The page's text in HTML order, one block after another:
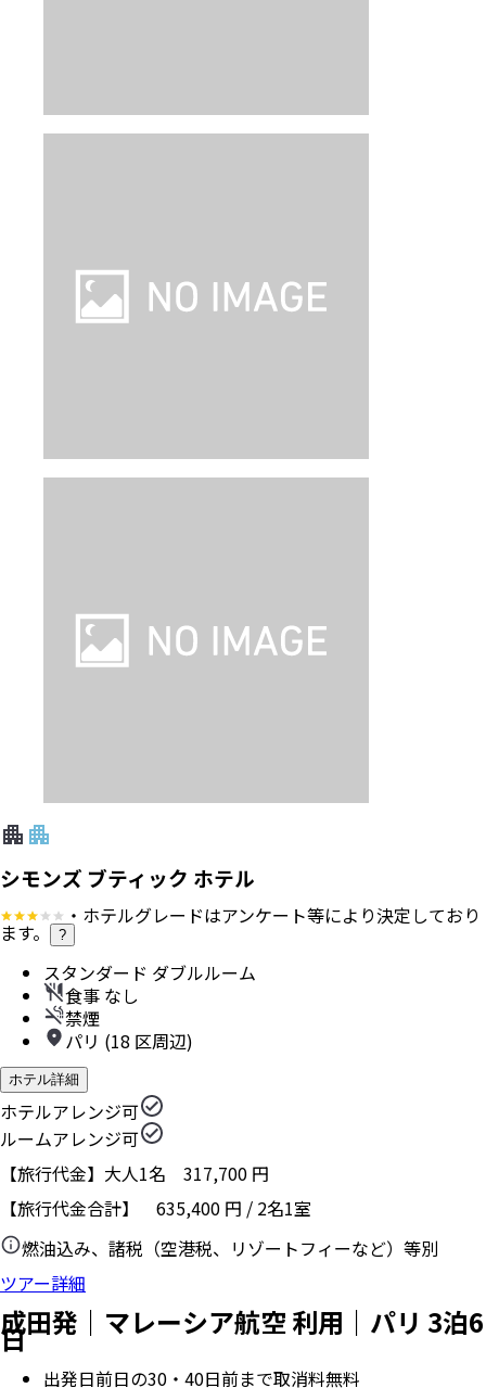
シモンズ ブティック ホテル
・ホテルグレードはアンケート等により決定しており
ます。 ?
スタンダード ダブルルーム
食事 なし
禁煙
パリ (18 区周辺)
ホテル詳細
ホテルアレンジ可
ルームアレンジ可
【旅行代金】大人1名 317,700 円
【旅行代金合計】 635,400 円 / 2名1室
燃油込み、諸税（空港税、リゾートフィーなど）等別
ツアー詳細
成田発｜マレーシア航空 利用｜パリ 3泊6
日
出発日前日の30・40日前まで取消料無料